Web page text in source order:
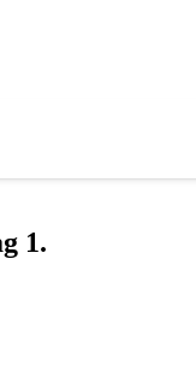
1.